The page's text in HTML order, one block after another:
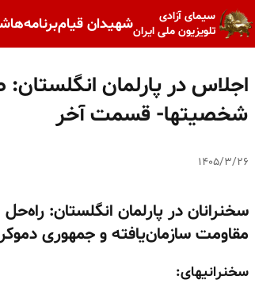
سیمای آزادی
تلویزیون ملی ایرانشهیدان قیامبرنامه‌ها
اجلاس در پارلمان
شخصیتها- قسمت آخر
۱۴۰۵/۳/۲۶
سخنرانان در پارلمان انگلستان:
مقاومت سازمان‌یافته و جمهوری
سخنرانیهای: